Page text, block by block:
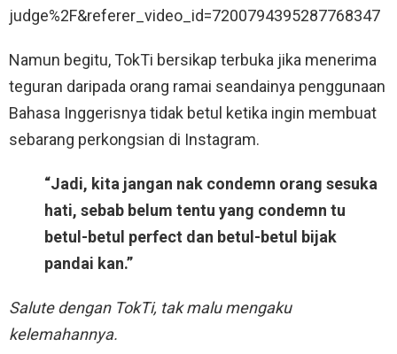
judge%2F&referer_video_id=7200794395287768347
Namun begitu, TokTi bersikap terbuka jika menerima
teguran daripada orang ramai seandainya penggunaan
Bahasa Inggerisnya tidak betul ketika ingin membuat
sebarang perkongsian di Instagram.
“Jadi, kita jangan nak condemn orang sesuka
hati, sebab belum tentu yang condemn tu
betul-betul perfect dan betul-betul bijak
pandai kan.”
Salute dengan TokTi, tak malu mengaku
kelemahannya.